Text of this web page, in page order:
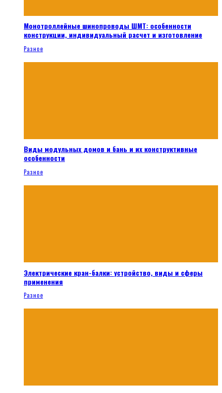
Монотроллейные шинопроводы ШМТ: особенности
конструкции, индивидуальный расчет и изготовление
Разное
Виды модульных домов и бань и их конструктивные
особенности
Разное
Электрические кран-балки: устройство, виды и сферы
применения
Разное